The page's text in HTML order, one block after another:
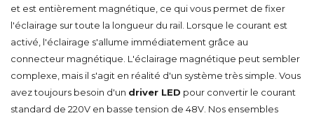
et est entièrement magnétique, ce qui vous permet de fixer
l'éclairage sur toute la longueur du rail. Lorsque le courant est
activé, l'éclairage s'allume immédiatement grâce au
connecteur magnétique. L'éclairage magnétique peut sembler
complexe, mais il s'agit en réalité d'un système très simple. Vous
avez toujours besoin d'un driver LED pour convertir le courant
standard de 220V en basse tension de 48V. Nos ensembles